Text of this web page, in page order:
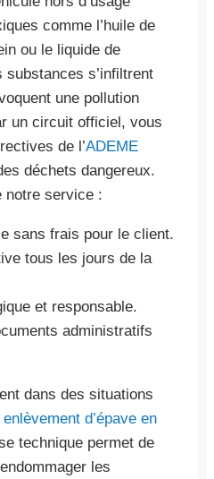
comme l’huile de
ou le liquide de
s’infiltrent
une pollution
un circuit officiel, vous
de l’ADEME
déchets dangereux.
notre service :
sans frais pour le client.
tous les jours de la
et responsable.
administratifs
dans des situations
enlèvement d’épave en
technique permet de
les